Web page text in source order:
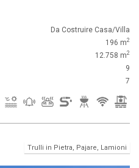
Da Costruire Casa/Villa
196 m2
12.758 m2
9
7
Trulli in Pietra, Pajare, Lamioni